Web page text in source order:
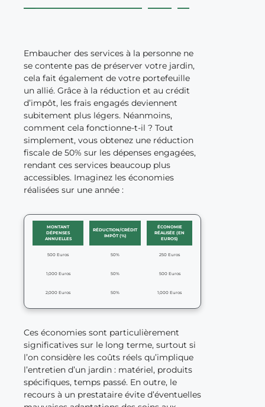
Embaucher des services à la personne ne
se contente pas de préserver votre jardin,
cela fait également de votre portefeuille
un allié. Grâce à la réduction et au crédit
d’impôt, les frais engagés deviennent
subitement plus légers. Néanmoins,
comment cela fonctionne-t-il ? Tout
simplement, vous obtenez une réduction
fiscale de 50% sur les dépenses engagées,
rendant ces services beaucoup plus
accessibles. Imaginez les économies
réalisées sur une année :
MONTANT
DÉPENSES
ANNUELLES
RÉDUCTION/CRÉDIT
IMPÔT (%)
ÉCONOMIE
RÉALISÉE (EN
EUROS)
500 Euros 50% 250 Euros
1,000 Euros 50% 500 Euros
2,000 Euros 50% 1,000 Euros
Ces économies sont particulièrement
significatives sur le long terme, surtout si
l’on considère les coûts réels qu’implique
l’entretien d’un jardin : matériel, produits
spécifiques, temps passé. En outre, le
recours à un prestataire évite d’éventuelles